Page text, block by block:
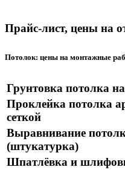
Прайс-лист, цены на
Потолок: цены на монтажные
Грунтовка потолка
Проклейка потолка
сеткой
Выравнивание
(штукатурка)
Шпатлёвка и